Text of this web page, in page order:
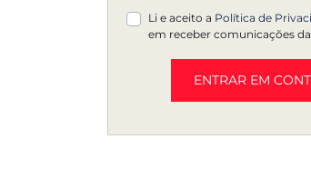
Li e aceito a Política de
em receber comunicações
ENTRAR EM